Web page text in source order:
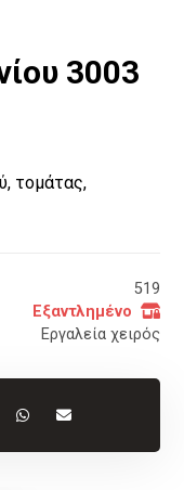
3003
τομάτας,
519
Εξαντλημένο
Εργαλεία χειρός